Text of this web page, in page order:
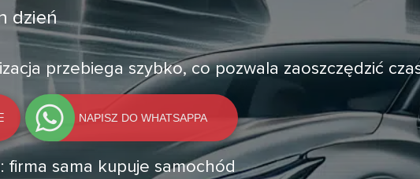
dzień
przebiega szybko, co pozwala zaoszczędzić
NAPISZ DO WHATSAPPA
firma sama kupuje samochód